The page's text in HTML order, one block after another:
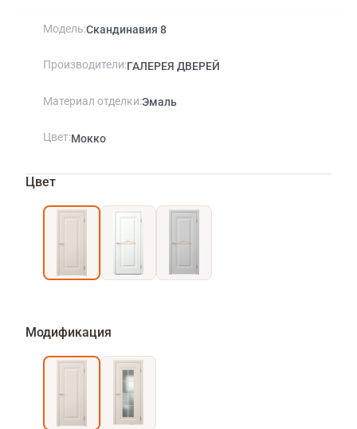
Модель Скандинавия 8
Производители ГАЛЕРЕЯ ДВЕРЕЙ
Материал отделки Эмаль
Цвет Мокко
Цвет
Модификация